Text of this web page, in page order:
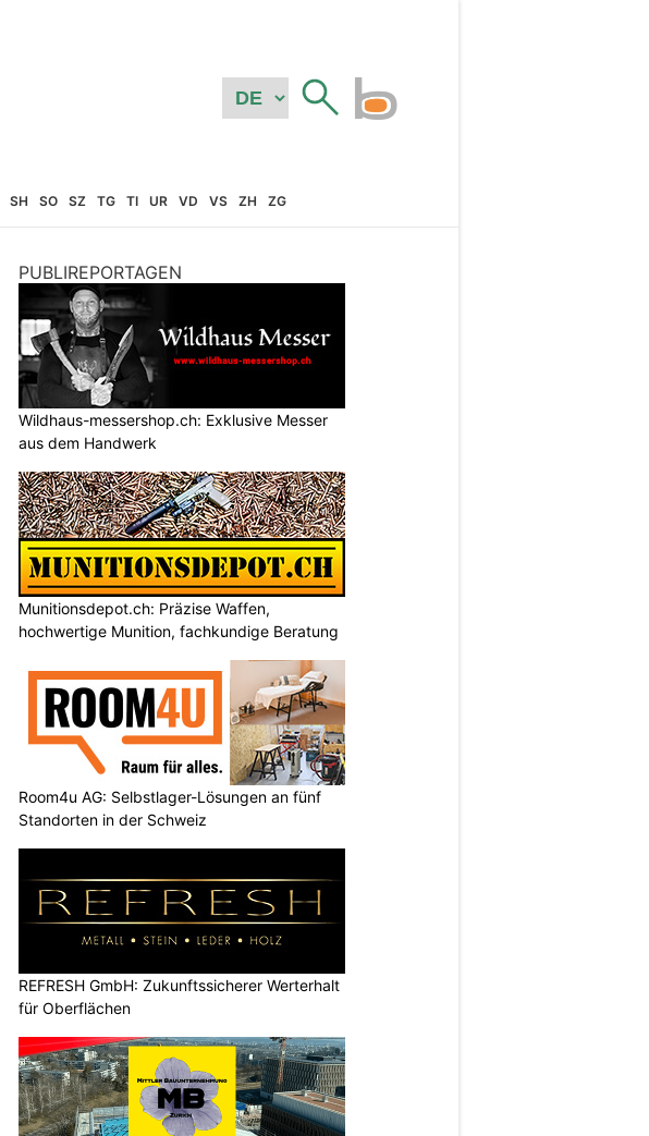
SH SO SZ TG TI UR VD VS ZH ZG
PUBLIREPORTAGEN
Wildhaus-messershop.ch: Exklusive Messer
aus dem Handwerk
Munitionsdepot.ch: Präzise Waffen,
hochwertige Munition, fachkundige Beratung
Room4u AG: Selbstlager-Lösungen an fünf
Standorten in der Schweiz
REFRESH GmbH: Zukunftssicherer Werterhalt
für Oberflächen